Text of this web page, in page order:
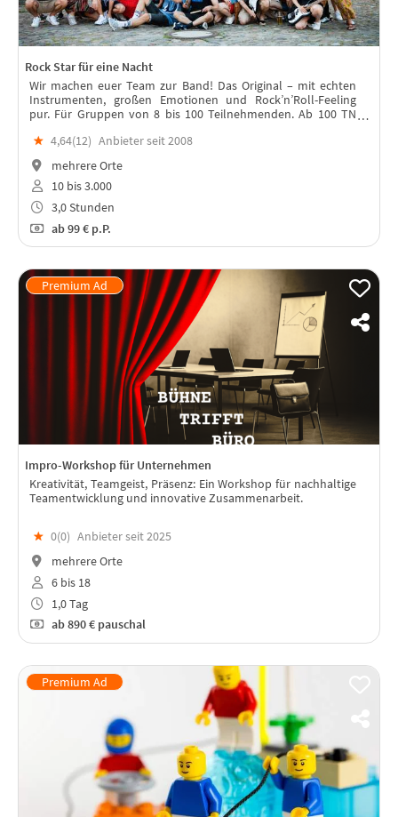
Rock Star für eine Nacht
Wir machen euer Team zur Band! Das Original – mit echten
Instrumenten, großen Emotionen und Rock’n’Roll-Feeling
pur. Für Gruppen von 8 bis 100 Teilnehmenden. Ab 100 TN
★ 4,64(12) Anbieter seit 2008
mehrere Orte
10 bis 3.000
3,0 Stunden
ab99 € p.P.
Impro-Workshop für Unternehmen
Kreativität, Teamgeist, Präsenz: Ein Workshop für nachhaltige
Teamentwicklung und innovative Zusammenarbeit.
★ 0(0) Anbieter seit 2025
mehrere Orte
6 bis 18
1,0 Tag
ab890 € pauschal